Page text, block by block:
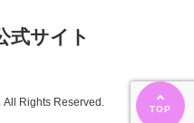
式サイト
Rights Reserved.